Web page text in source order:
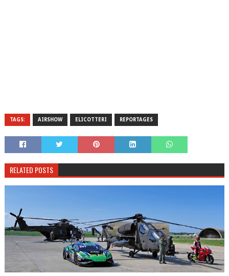
TAGS: AIRSHOW ELICOTTERI REPORTAGES
RELATED POSTS